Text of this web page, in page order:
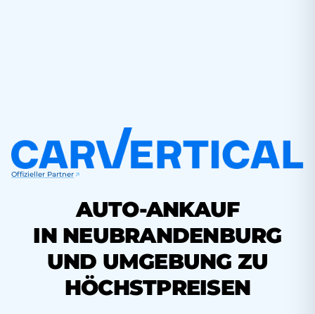
Offizieller Partner
AUTO-ANKAUF
IN NEUBRANDENBURG
UND UMGEBUNG ZU
HÖCHSTPREISEN